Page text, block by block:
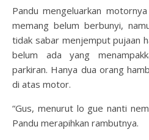
Pandu mengeluarkan
memang belum berbunyi,
tidak sabar menjemput pujaan
belum ada yang
parkiran. Hanya dua orang
di atas motor.
“Gus, menurut lo gue nanti
Pandu merapihkan rambutnya.